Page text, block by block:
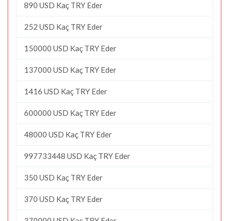
890 USD Kaç TRY Eder
252 USD Kaç TRY Eder
150000 USD Kaç TRY Eder
137000 USD Kaç TRY Eder
1416 USD Kaç TRY Eder
600000 USD Kaç TRY Eder
48000 USD Kaç TRY Eder
997733448 USD Kaç TRY Eder
350 USD Kaç TRY Eder
370 USD Kaç TRY Eder